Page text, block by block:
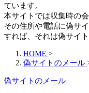
ています。
本サイトでは収集時の
その住所や電話に偽サ
すれば、それは偽サイト
HOME >
偽サイトのメール
偽サイトのメール